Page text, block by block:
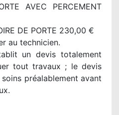
AVEC PERCEMENT
DE PORTE 230,00 €
au technicien.
un devis totalement
tout travaux ; le devis
préalablement avant